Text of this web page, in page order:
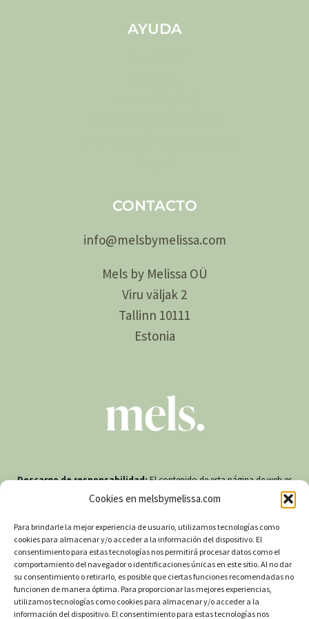
Cookies en melsbymelissa.com
Para brindarle la mejor experiencia de usuario, utilizamos tecnologías como
cookies para almacenar y/o acceder a la información del dispositivo. El
consentimiento para estas tecnologías nos permitirá procesar datos como el
comportamiento del navegador o identificaciones únicas en este sitio. Al no dar
su consentimiento o retirarlo, es posible que ciertas funciones recomendadas no
funcionen de manera óptima. Para proporcionar las mejores experiencias,
utilizamos tecnologías como cookies para almacenar y/o acceder a la
información del dispositivo. El consentimiento para estas tecnologías nos
AYUDA
CONTACTO
info@melsbymelissa.com
Mels by Melissa OÜ
Viru väljak 2
Tallinn 10111
Estonia
Descargo de responsabilidad:El contenido de esta página de web es
solo para fines informativos y no debe interpretarse como un consejo o guía
médica. Los productos vendidos no pretenden reemplazar el uso de
prevengan enfermedades, o que tengan efectos sobre la salud. Consulte a un
profesional médico si no está seguro, tiene un diagnóstico y/o es menor de
18 años o está embarazada/amamantando antes de usar CBD. MELS no
acepta ninguna responsabilidad por el uso de los productos MELS.
© 2026 MELS Europa